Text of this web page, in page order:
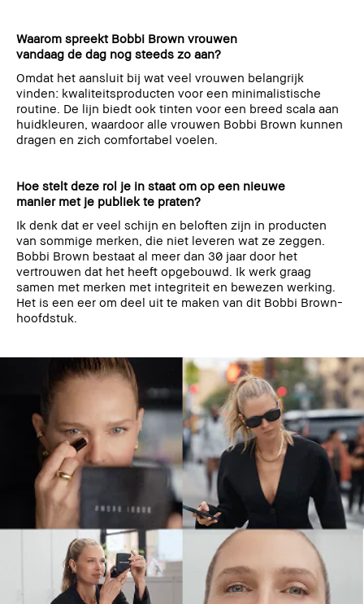
Waarom spreekt Bobbi Brown vrouwen
vandaag de dag nog steeds zo aan?
Omdat het aansluit bij wat veel vrouwen belangrijk
vinden: kwaliteitsproducten voor een minimalistische
routine. De lijn biedt ook tinten voor een breed scala aan
huidkleuren, waardoor alle vrouwen Bobbi Brown kunnen
dragen en zich comfortabel voelen.
Hoe stelt deze rol je in staat om op een nieuwe
manier met je publiek te praten?
Ik denk dat er veel schijn en beloften zijn in producten
van sommige merken, die niet leveren wat ze zeggen.
Bobbi Brown bestaat al meer dan 30 jaar door het
vertrouwen dat het heeft opgebouwd. Ik werk graag
samen met merken met integriteit en bewezen werking.
Het is een eer om deel uit te maken van dit Bobbi Brown-
hoofdstuk.